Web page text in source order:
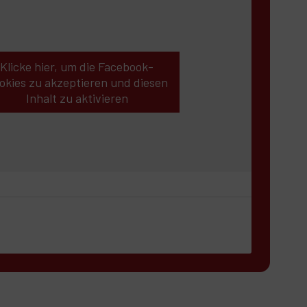
Notfall-Rassekatzen
Klicke hier, um die Facebook-
zu akzeptieren und diesen
Inhalt zu aktivieren